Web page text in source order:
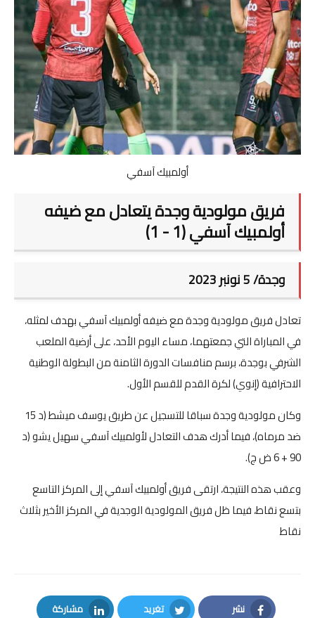
صوت وصورة
أولمبيك آسفي
فريق مولودية وجدة يتعادل مع ضيفه
أولمبيك آسفي (1 - 1)
وجدة/ 5 نونبر 2023
تعادل فريق مولودية وجدة مع ضيفه أولمبيك آسفي بهدف لمثله،
في المباراة التي جمعتهما، مساء اليوم الأحد، على أرضية الملعب
الشرفي بوجدة، برسم منافسات الدورة الثامنة من البطولة الوطنية
الاحترافية (إنوي) لكرة القدم للقسم الأول.
وكان مولودية وجدة سباقا للتسجيل عن طريق يوسف ميشط (د 15
ضد مرماه)، فيما أدرك هدف التعادل لأولمبيك آسفي سهيل يشو (د
90 + 6 ض ج).
وعقب هذه النتيجة، ارتقى فريق أولمبيك آسفي إلى المركز التاسع
بتسع نقاط، فيما ظل فريق المولودية الوجدية في المركز الأخير بثلاث
نقاط
نشر تغريد مشاركة